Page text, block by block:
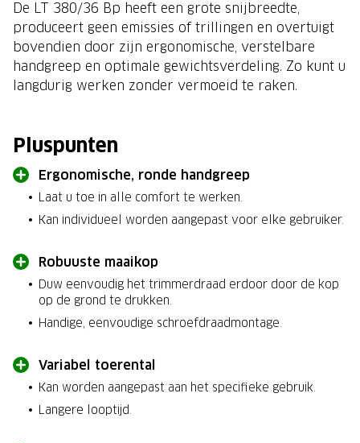
De LT 380/36 Bp heeft een grote snijbreedte,
produceert geen emissies of trillingen en overtuigt
bovendien door zijn ergonomische, verstelbare
handgreep en optimale gewichtsverdeling. Zo kunt u
langdurig werken zonder vermoeid te raken.
Pluspunten
Ergonomische, ronde handgreep
Laat u toe in alle comfort te werken.
Kan individueel worden aangepast voor elke gebruiker.
Robuuste maaikop
Duw eenvoudig het trimmerdraad erdoor door de kop
op de grond te drukken.
Handige, eenvoudige schroefdraadmontage.
Variabel toerental
Kan worden aangepast aan het specifieke gebruik.
Langere looptijd.